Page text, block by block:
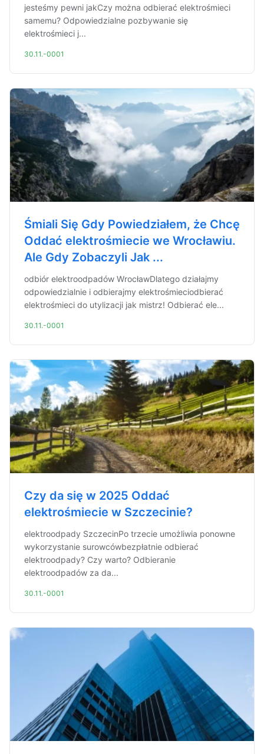
jesteśmy pewni jakCzy można odbierać elektrośmieci
samemu? Odpowiedzialne pozbywanie się
elektrośmieci j...
30.11.-0001
Śmiali Się Gdy Powiedziałem, że Chcę
Oddać elektrośmiecie we Wrocławiu.
Ale Gdy Zobaczyli Jak ...
odbiór elektroodpadów WrocławDlatego działajmy
odpowiedzialnie i odbierajmy elektrośmieciodbierać
elektrośmieci do utylizacji jak mistrz! Odbierać ele...
30.11.-0001
Czy da się w 2025 Oddać
elektrośmiecie w Szczecinie?
elektroodpady SzczecinPo trzecie umożliwia ponowne
wykorzystanie surowcówbezpłatnie odbierać
elektroodpady? Czy warto? Odbieranie
elektroodpadów za da...
30.11.-0001